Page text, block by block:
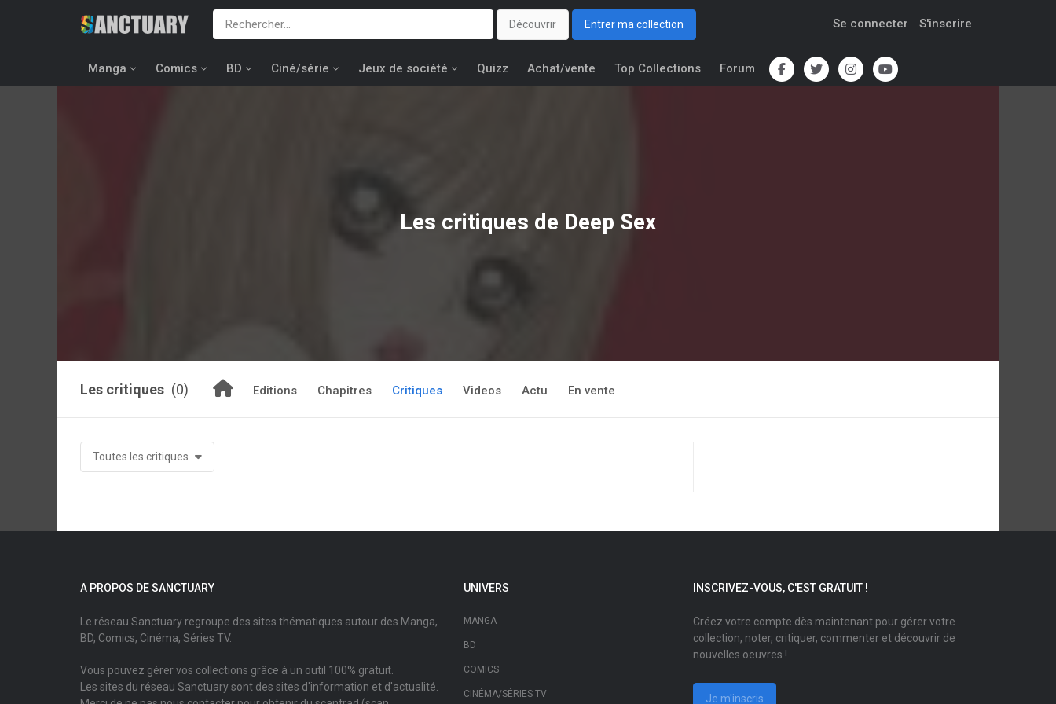
Découvrir Entrer ma collection Se connecter S'inscrire
Manga Comics BD Ciné/série Jeux de société Quizz Achat/vente Top Collections Forum
Les critiques de Deep Sex
Les critiques (0) Editions Chapitres Critiques Videos Actu En vente
Toutes les critiques
A PROPOS DE SANCTUARY
Le réseau Sanctuary regroupe des sites thématiques autour des Manga,
BD, Comics, Cinéma, Séries TV.
Vous pouvez gérer vos collections grâce à un outil 100% gratuit.
Les sites du réseau Sanctuary sont des sites d'information et d'actualité.
UNIVERS
MANGA
BD
COMICS
CINÉMA/SÉRIES TV
INSCRIVEZ-VOUS, C'EST GRATUIT !
Créez votre compte dès maintenant pour gérer votre
collection, noter, critiquer, commenter et découvrir de
nouvelles oeuvres !
Je m'inscris